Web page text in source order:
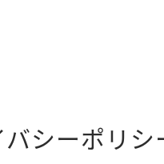
シーポリシ